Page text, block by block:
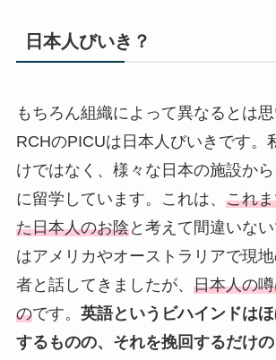
日本人びいき？
もちろん組織によって異なるとは思
RCHのPICUは日本人びいきです。
けではなく、様々な日本の施設か
に留学しています。これは、 これ
た日本人のお陰と考えて間違いな
はアメリカやオーストラリアで現
者と話してきましたが、 日本人の
のです。 英語というビハインドは
するものの、それを挽回するだけ